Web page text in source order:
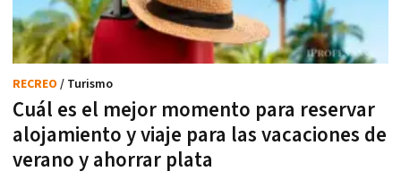
Cuál es el mejor momento para reservar
alojamiento y viaje para las vacaciones de
verano y ahorrar plata
RECREO / Turismo